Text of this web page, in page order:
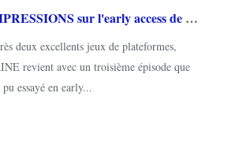
IMPRESSIONS sur l'early access de TRINE 3 (sur PC): magique et envoûtant!
deux excellents jeux de plateformes,
revient avec un troisième épisode que
essayé en early...